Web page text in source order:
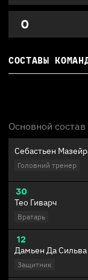
0
СОСТАВЫ
Основной состав
Себастьен
Головний тренер
30
Тео Гиварч
Вратарь
12
Дамьен Да Сильва
Защитник